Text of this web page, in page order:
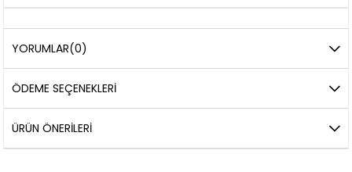
YORUMLAR(0)
ÖDEME SEÇENEKLERI
ÜRÜN ÖNERILERI